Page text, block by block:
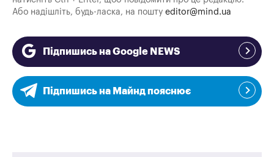
Або надішліть, будь-ласка, на пошту editor@mind.ua
Підпишись на Google NEWS
Підпишись на Майнд пояснює